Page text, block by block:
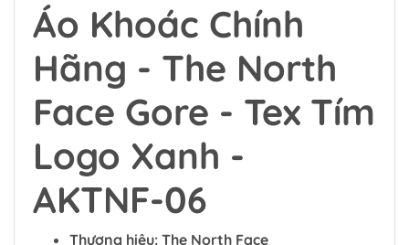
Áo Khoác Chính
Hãng - The North
Face Gore - Tex Tím
Logo Xanh -
AKTNF-06
Thương hiệu: The North Face